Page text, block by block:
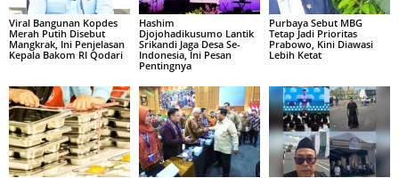
Viral Bangunan Kopdes
Merah Putih Disebut
Mangkrak, Ini Penjelasan
Kepala Bakom RI Qodari
Hashim
Djojohadikusumo Lantik
Srikandi Jaga Desa Se-
Indonesia, Ini Pesan
Pentingnya
Purbaya Sebut MBG
Tetap Jadi Prioritas
Prabowo, Kini Diawasi
Lebih Ketat